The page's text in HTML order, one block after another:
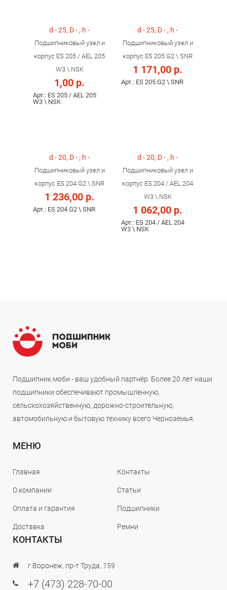
d - 25, D - , h -
Подшипниковый узел и
корпус ES 205 / AEL 205
W3 \ NSK
1,00 р.
Арт.: ES 205 / AEL 205
W3 \ NSK
d - 25, D - , h -
Подшипниковый узел и
корпус ES 205 G2 \ SNR
1 171,00 р.
Арт.: ES 205 G2 \ SNR
d - 20, D - , h -
Подшипниковый узел и
корпус ES 204 G2 \ SNR
1 236,00 р.
Арт.: ES 204 G2 \ SNR
d - 20, D - , h -
Подшипниковый узел и
корпус ES 204 / AEL 204
W3 \ NSK
1 062,00 р.
Арт.: ES 204 / AEL 204
W3 \ NSK
Подшипник.моби - ваш удобный партнёр. Более 20 лет наши
подшипники обеспечивают промышленную,
сельскохозяйственную, дорожно-строительную,
автомобильную и бытовую технику всего Черноземья.
МЕНЮ
Главная
О компании
Оплата и гарантия
Доставка
Контакты
Статьи
Подшипники
Ремни
КОНТАКТЫ
г.Воронеж, пр-т Труда, 159
+7 (473) 228-70-00